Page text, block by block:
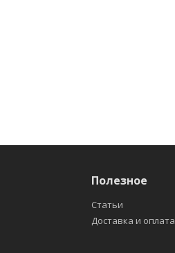
Полезное
Статьи
Доставка и оплата